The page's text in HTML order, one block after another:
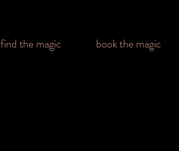
find the magic book the magic